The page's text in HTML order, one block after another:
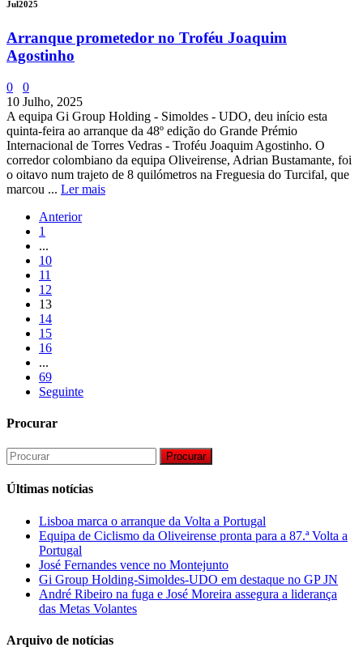
Jul2025
Arranque prometedor no Troféu Joaquim
Agostinho
0
0
10 Julho, 2025
A equipa Gi Group Holding - Simoldes - UDO, deu início esta
quinta-feira ao arranque da 48º edição do Grande Prémio
Internacional de Torres Vedras - Troféu Joaquim Agostinho. O
corredor colombiano da equipa Oliveirense, Adrian Bustamante, foi
o oitavo num trajeto de 8 quilómetros na Freguesia do Turcifal, que
marcou ... Ler mais
Anterior
1
...
10
11
12
13
14
15
16
...
69
Seguinte
Procurar
Procurar
Últimas notícias
Lisboa marca o arranque da Volta a Portugal
Equipa de Ciclismo da Oliveirense pronta para a 87.ª Volta a
Portugal
José Fernandes vence no Montejunto
Gi Group Holding-Simoldes-UDO em destaque no GP JN
André Ribeiro na fuga e José Moreira assegura a liderança
das Metas Volantes
Arquivo de notícias